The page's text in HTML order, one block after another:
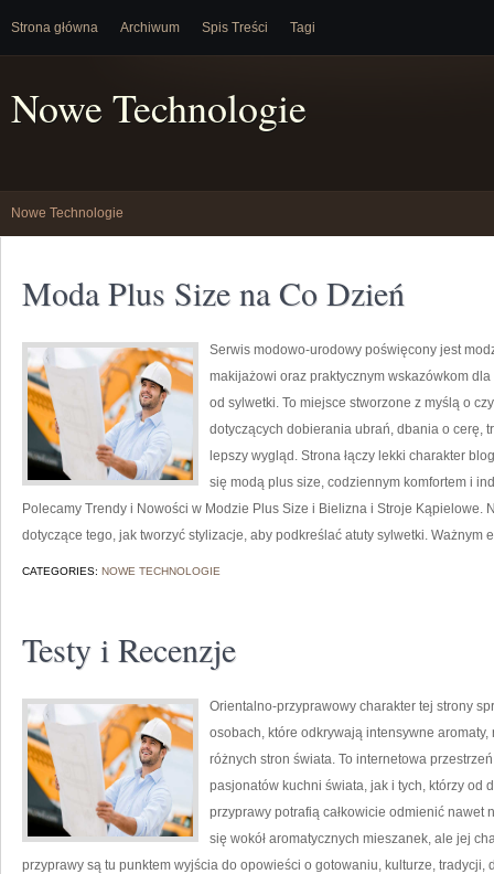
Strona główna Archiwum Spis Treści Tagi
Nowe Technologie
Nowe Technologie
Moda Plus Size na Co Dzień
Serwis modowo-urodowy poświęcony jest
makijażowi oraz praktycznym wskazówkom
od sylwetki. To miejsce stworzone z myślą o
dotyczących dobierania ubrań, dbania o cerę,
lepszy wygląd. Strona łączy lekki charakter
się modą plus size, codziennym komfortem i
Polecamy Trendy i Nowości w Modzie Plus Size i Bielizna i Stroje Kąpielowe.
dotyczące tego, jak tworzyć stylizacje, aby podkreślać atuty sylwetki. Ważnym
CATEGORIES: NOWE TECHNOLOGIE
Testy i Recenzje
Orientalno-przyprawowy charakter tej strony
osobach, które odkrywają intensywne
różnych stron świata. To internetowa
pasjonatów kuchni świata, jak i tych, którzy od
przyprawy potrafią całkowicie odmienić nawet
się wokół aromatycznych mieszanek, ale jej
przyprawy są tu punktem wyjścia do opowieści o gotowaniu, kulturze, tradycji,